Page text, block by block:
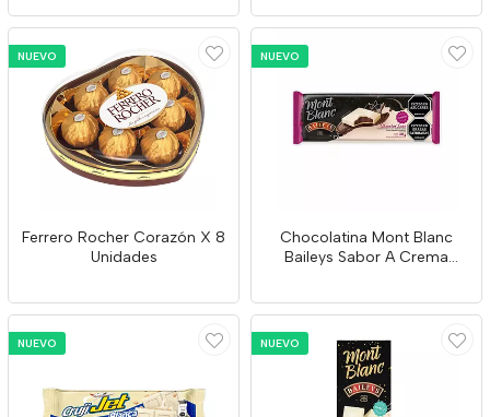
NUEVO
Ferrero Rocher Corazón X 8
Unidades
NUEVO
Chocolatina Mont Blanc
Baileys Sabor A Crema
NUEVO NUEVO